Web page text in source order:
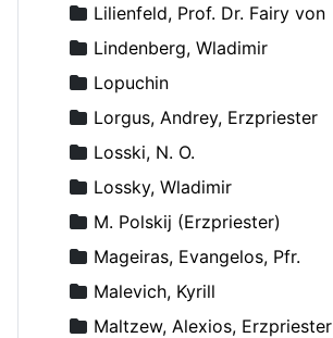
Lilienfeld, Prof. Dr. Fairy von
Lindenberg, Wladimir
Lopuchin
Lorgus, Andrey, Erzpriester
Losski, N. O.
Lossky, Wladimir
M. Polskij (Erzpriester)
Mageiras, Evangelos, Pfr.
Malevich, Kyrill
Maltzew, Alexios, Erzpriester